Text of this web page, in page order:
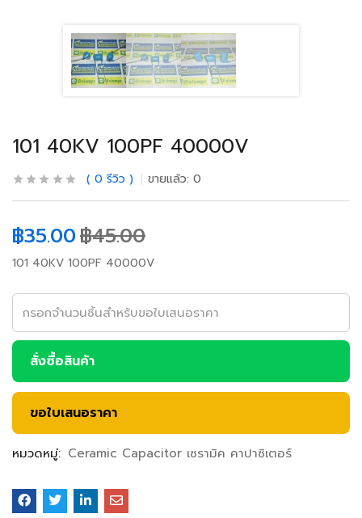
101 40KV 100PF 40000V
0 รีวิว ขายแล้ว: 0
฿35.00฿45.00
101 40KV 100PF 40000V
สั่งซื้อสินค้า
ขอใบเสนอราคา
หมวดหมู่: Ceramic Capacitor เซรามิค คาปาซิเตอร์